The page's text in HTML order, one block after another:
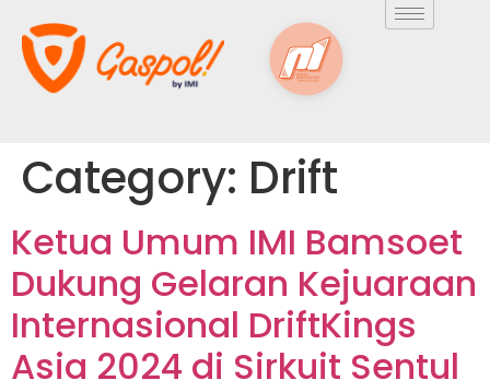
Category: Drift
Ketua Umum IMI Bamsoet
Dukung Gelaran Kejuaraan
Internasional DriftKings
Asia 2024 di Sirkuit Sentul